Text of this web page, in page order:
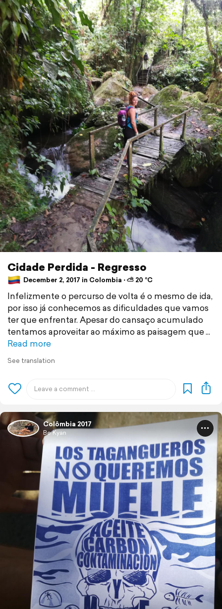
Cidade Perdida - Regresso
December 2, 2017 in Colombia ⋅ ⛅ 20 °C
Infelizmente o percurso de volta é o mesmo de ida,
por isso já conhecemos as dificuldades que vamos
ter que enfrentar. Apesar do cansaço acumulado
tentamos aproveitar ao máximo as paisagem que
Read more
See translation
Colômbia 2017
Be Kyan